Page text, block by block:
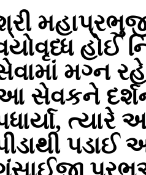
હોઈ
મગ્ન
સેવકને
પડાઈ